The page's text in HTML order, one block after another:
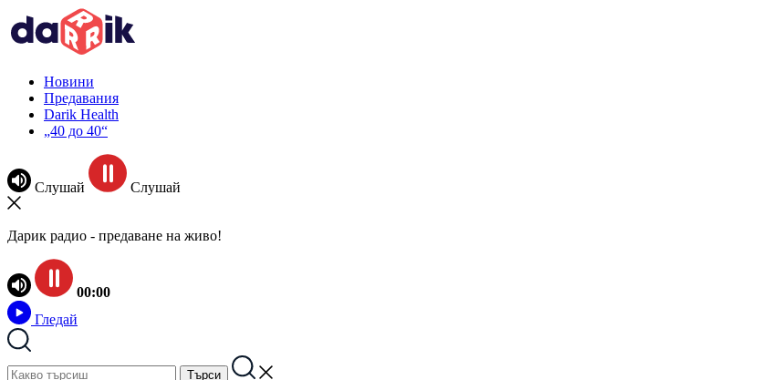
Новини
Предавания
Darik Health
„40 до 40“
Слушай Слушай
Дарик радио - предаване на живо!
00:00
Гледай